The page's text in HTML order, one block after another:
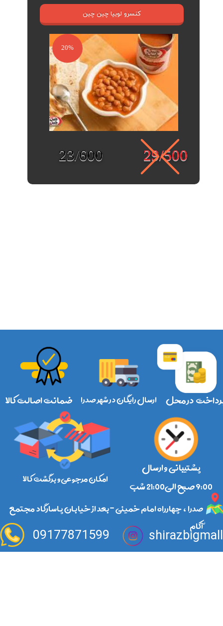
کنسرو لوبیا چین چین
20%
29/500
23/600
ارسال رایگان در شهر صدرا در محل
امکان مرجوعی و برگشت کالا
ضمانت اصالت کالا
صدرا ، چهارراه امام خمینی -بعد از خیابان پاسارگاد مجتمع
آکام
09177871599
پشتیبانی و ارسال
​​​​​​​9:00 صبح الی21:00 شب